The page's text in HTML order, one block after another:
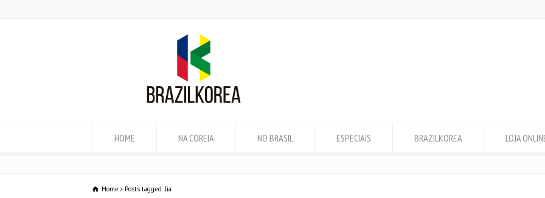
HOME NA COREIA NO BRASIL ESPECIAIS BRAZILKOREA LOJA
Home Posts tagged: Jia